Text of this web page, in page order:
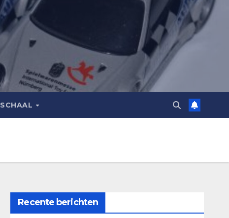
SCHAAL
Recente berichten